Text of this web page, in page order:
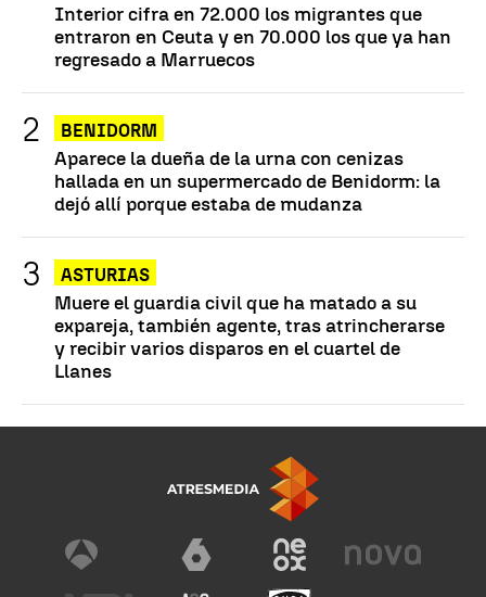
Interior cifra en 72.000 los migrantes que
entraron en Ceuta y en 70.000 los que ya han
regresado a Marruecos
BENIDORM
Aparece la dueña de la urna con cenizas
hallada en un supermercado de Benidorm: la
dejó allí porque estaba de mudanza
ASTURIAS
Muere el guardia civil que ha matado a su
expareja, también agente, tras atrincherarse
y recibir varios disparos en el cuartel de
Llanes